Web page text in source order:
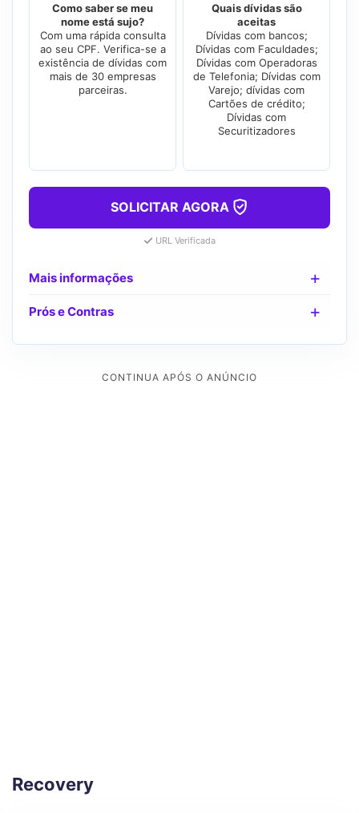
Como saber se meu
nome está sujo?
Com uma rápida consulta
ao seu CPF. Verifica-se a
existência de dívidas com
mais de 30 empresas
parceiras.
Quais dívidas são
aceitas
Dívidas com bancos;
Dívidas com Faculdades;
Dívidas com Operadoras
de Telefonia; Dívidas com
Varejo; dívidas com
Cartões de crédito;
Dívidas com
Securitizadores
SOLICITAR AGORA
URL Verificada
Mais informações
Prós e Contras
Recovery